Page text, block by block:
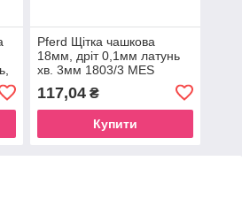
Pferd Щітка чашкова
18мм, дріт 0,1мм латунь
хв. 3мм 1803/3 MES
117,04₴
Купити